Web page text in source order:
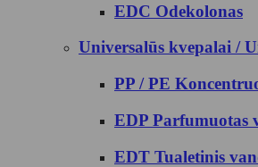
EDC Odekolonas
Universalūs kvepalai /
PP / PE
EDP Parfumuotas
EDT Tualetinis